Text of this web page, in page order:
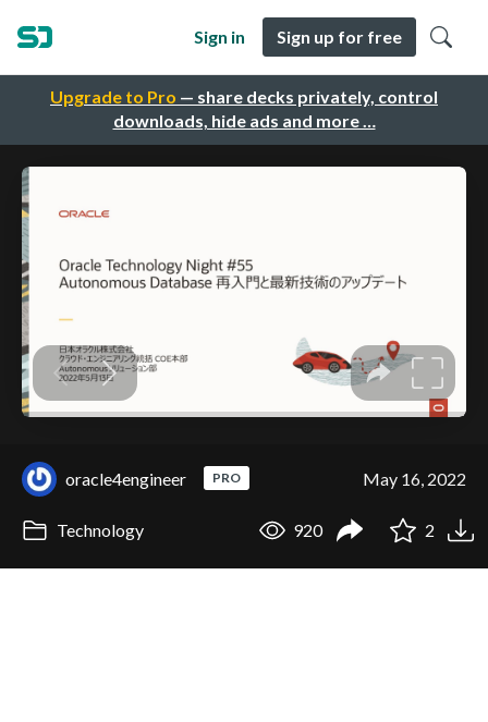
Upgrade to Pro — share decks privately, control
downloads, hide ads and more …
Sign in Sign up for free
oracle4engineer PRO May 16, 2022
Technology 920 2